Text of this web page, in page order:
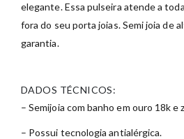
elegante. Essa pulseira atende a
fora do seu porta joias. Semi joia de
garantia.
DADOS TÉCNICOS:
– Semijoia com banho em ouro 18k e
– Possui tecnologia antialérgica.